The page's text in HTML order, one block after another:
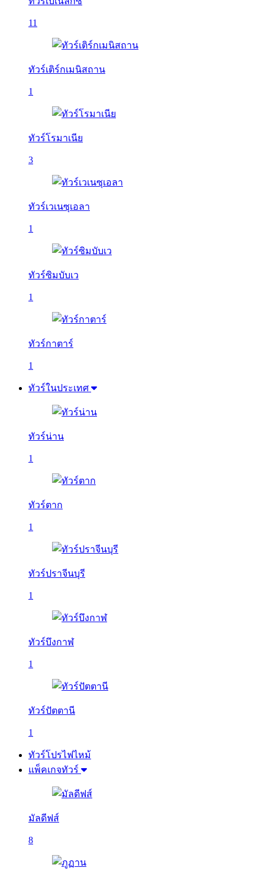
11
ทัวร์เติร์กเมนิสถาน
1
ทัวร์โรมาเนีย
3
ทัวร์เวเนซุเอลา
1
ทัวร์ซิมบับเว
1
ทัวร์กาตาร์
1
ทัวร์ในประเทศ
ทัวร์น่าน
1
ทัวร์ตาก
1
ทัวร์ปราจีนบุรี
1
ทัวร์บึงกาฬ
1
ทัวร์ปัตตานี
1
ทัวร์โปรไฟไหม้
แพ็คเกจทัวร์
มัลดีฟส์
8